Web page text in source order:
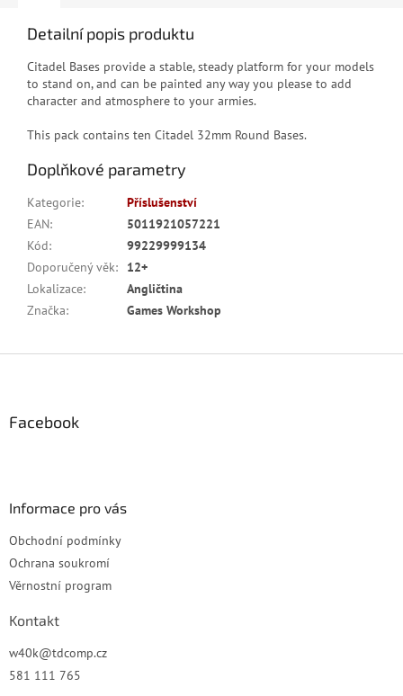
Detailní popis produktu
Citadel Bases provide a stable, steady platform for your models
to stand on, and can be painted any way you please to add
character and atmosphere to your armies.
This pack contains ten Citadel 32mm Round Bases.
Doplňkové parametry
Kategorie:
Příslušenství
EAN:
5011921057221
Kód:
99229999134
Doporučený věk:
12+
Lokalizace:
Angličtina
Značka: Games Workshop
Facebook
Informace pro vás
Obchodní podmínky
Ochrana soukromí
Věrnostní program
Kontakt
w40k@tdcomp.cz
581 111 765